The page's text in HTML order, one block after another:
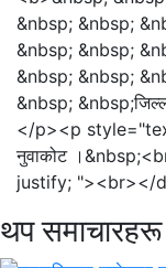
&nbsp; &nbsp;
&nbsp; &nbsp;
&nbsp; &nbsp;
&nbsp;
</p><p
नुवाकोट
justify; "><br></
थप समाचारहरू